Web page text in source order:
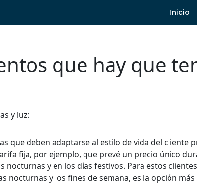
Inicio
que hay que
y luz:
que deben adaptarse al estilo de vida del cliente
fija, por ejemplo, que prevé un precio único
nocturnas y en los días festivos. Para estos
nocturnas y los fines de semana, es la opción